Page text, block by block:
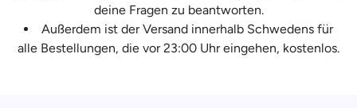
deine Fragen zu beantworten.
Außerdem ist der Versand innerhalb Schwedens für
alle Bestellungen, die vor 23:00 Uhr eingehen, kostenlos.